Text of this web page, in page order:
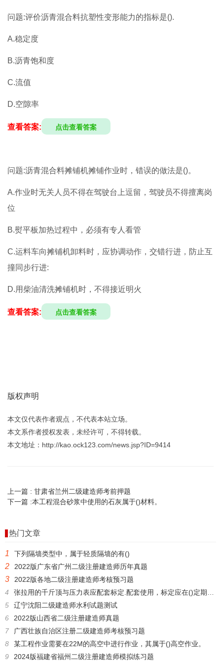
问题:评价沥青混合料抗塑性变形能力的指标是().
A.稳定度
B.沥青饱和度
C.流值
D.空隙率
查看答案: 点击查看答案
问题:沥青混合料摊铺机摊铺作业时，错误的做法是()。
A.作业时无关人员不得在驾驶台上逗留，驾驶员不得擅离岗
位
B.熨平板加热过程中，必须有专人看管
C.运料车向摊铺机卸料时，应协调动作，交错行进，防止互
撞同步行进:
D.用柴油清洗摊铺机时，不得接近明火
查看答案: 点击查看答案
版权声明
本文仅代表作者观点，不代表本站立场。
本文系作者授权发表，未经许可，不得转载。
本文地址：http://kao.ock123.com/news.jsp?ID=9414
上一篇 : 甘肃省兰州二级建造师考前押题
下一篇 :本工程混合砂浆中使用的石灰属于()材料。
热门文章
1 下列隔墙类型中，属于轻质隔墙的有()
2 2022版广东省广州二级注册建造师历年真题
3
2022版各地二级注册建造师考核预习题
4
张拉用的千斤顶与压力表应配套标定.配套使用，标定应在()定期进行。
5
辽宁沈阳二级建造师水利试题测试
6
2022版山西省二级注册建造师真题
7
广西壮族自治区注册二级建造师考核预习题
8
某工程作业需要在22M的高空中进行作业，其属于()高空作业。
9
2024版福建省福州二级注册建造师模拟练习题